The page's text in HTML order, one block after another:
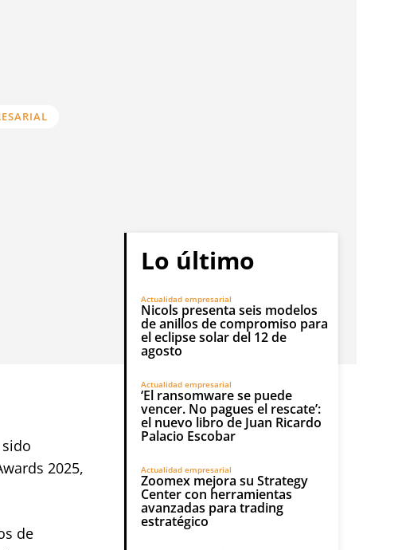
2025,
de
Lo último
Actualidad empresarial
Nicols presenta seis modelos
de anillos de compromiso para
el eclipse solar del 12 de
agosto
Actualidad empresarial
‘El ransomware se puede
vencer. No pagues el rescate’:
el nuevo libro de Juan Ricardo
Palacio Escobar
Actualidad empresarial
Zoomex mejora su Strategy
Center con herramientas
avanzadas para trading
estratégico